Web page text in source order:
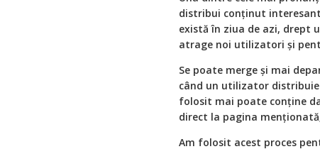
distribui conținut
există în ziua de azi, drept
atrage noi utilizatori și
Se poate merge și mai
când un utilizator
folosit mai poate conține
direct la pagina
Am folosit acest proces